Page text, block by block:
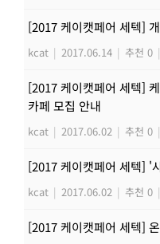
[2017 케이캣페어 세텍]
kcat | 2017.06.14 | 추천 0 |
[2017 케이캣페어 세텍]
카페 모집 안내
kcat | 2017.06.02 | 추천 0 |
[2017 케이캣페어 세텍] '
kcat | 2017.06.02 | 추천 0 |
[2017 케이캣페어 세텍]